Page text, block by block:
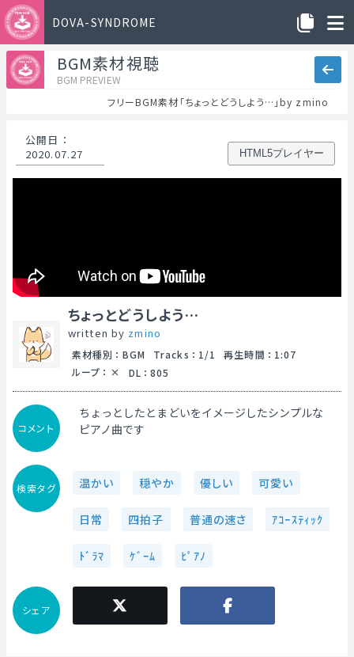
DOVA-SYNDROME
BGM素材視聴
BGM PREVIEW
フリーBGM素材「ちょっとどうしよう…」by zmino
公開日 ：
2020.07.27
HTML5プレイヤー
ちょっとどうしよう…
written by zmino
素材種別 ： BGM Tracks ： 1/1 再生時間 ： 1:07
ループ ： DL ： 805
コメント
ちょっとしたとまどいをイメージしたシンプルな
ピアノ曲です
検索タグ 温かい 穏やか 優しい 可愛い
日常 四拍子 普通の速さ ｱｺｰｽﾃｨｯｸ
ﾄﾞﾗﾏ ｹﾞｰﾑ ﾋﾟｱﾉ
シェア